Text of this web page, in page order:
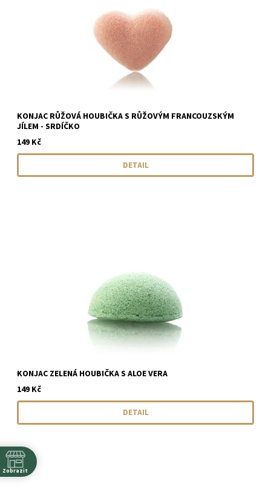
KONJAC RŮŽOVÁ HOUBIČKA S RŮŽOVÝM FRANCOUZSKÝM
JÍLEM - SRDÍČKO
149 Kč
DETAIL
KONJAC ZELENÁ HOUBIČKA S ALOE VERA
149 Kč
DETAIL
Zobrazit